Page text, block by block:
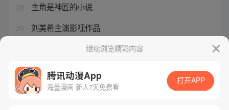
28 主角是神匠的小说
29 刘美希主演影视作品
类似于匠神的小说继续浏览精彩内容
腾讯动漫App
海量漫画 新人7天免费看
打开APP